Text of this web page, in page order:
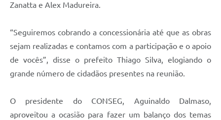
Zanatta e Alex Madureira.
“Seguiremos cobrando a concessionária até que as obras
sejam realizadas e contamos com a participação e o apoio
de vocês”, disse o prefeito Thiago Silva, elogiando o
grande número de cidadãos presentes na reunião.
O presidente do CONSEG, Aguinaldo Dalmaso,
aproveitou a ocasião para fazer um balanço dos temas